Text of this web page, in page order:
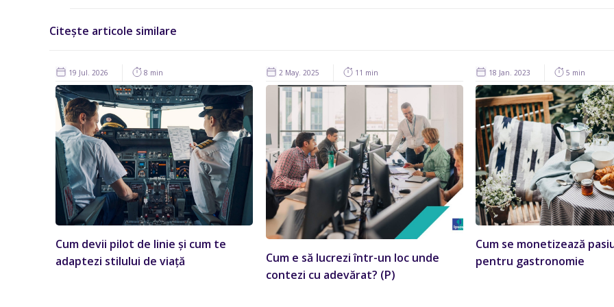
Citește articole similare
19 Jul. 2026 8 min
Cum devii pilot de linie și cum te
adaptezi stilului de viață
2 May. 2025 11 min
Cum e să lucrezi într-un loc unde
contezi cu adevărat? (P)
18 Jan. 2023 5 min
Cum se monetizează
pentru gastronomie